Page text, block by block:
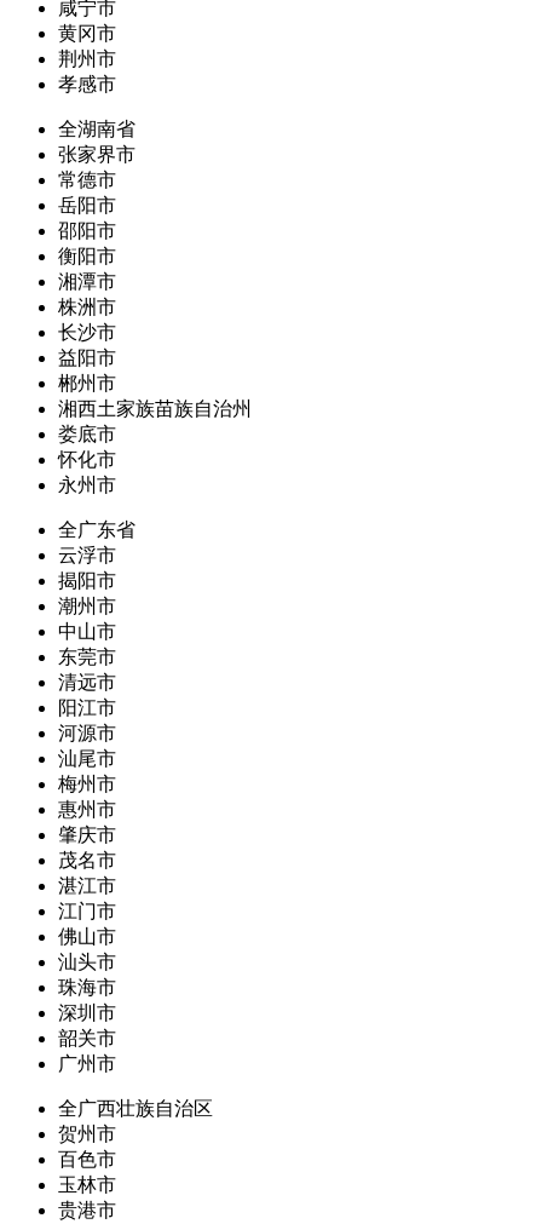
咸宁市
黄冈市
荆州市
孝感市
全湖南省
张家界市
常德市
岳阳市
邵阳市
衡阳市
湘潭市
株洲市
长沙市
益阳市
郴州市
湘西土家族苗族自治州
娄底市
怀化市
永州市
全广东省
云浮市
揭阳市
潮州市
中山市
东莞市
清远市
阳江市
河源市
汕尾市
梅州市
惠州市
肇庆市
茂名市
湛江市
江门市
佛山市
汕头市
珠海市
深圳市
韶关市
广州市
全广西壮族自治区
贺州市
百色市
玉林市
贵港市